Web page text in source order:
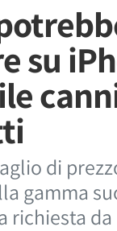
su
di
gamma
richiesta